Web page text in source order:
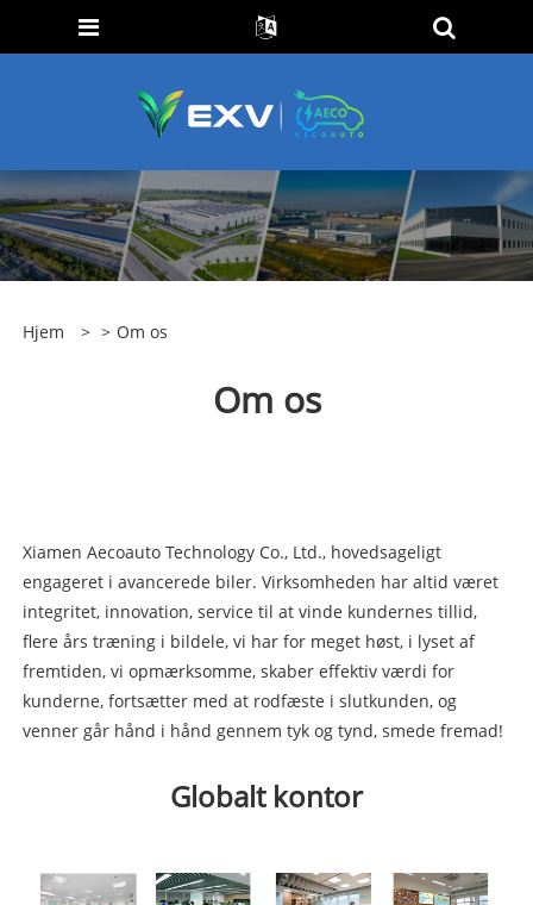
Hjem > > Om os
Om os
Xiamen Aecoauto Technology Co., Ltd., hovedsageligt
engageret i avancerede biler. Virksomheden har altid været
integritet, innovation, service til at vinde kundernes tillid,
flere års træning i bildele, vi har for meget høst, i lyset af
fremtiden, vi opmærksomme, skaber effektiv værdi for
kunderne, fortsætter med at rodfæste i slutkunden, og
venner går hånd i hånd gennem tyk og tynd, smede fremad!
Globalt kontor